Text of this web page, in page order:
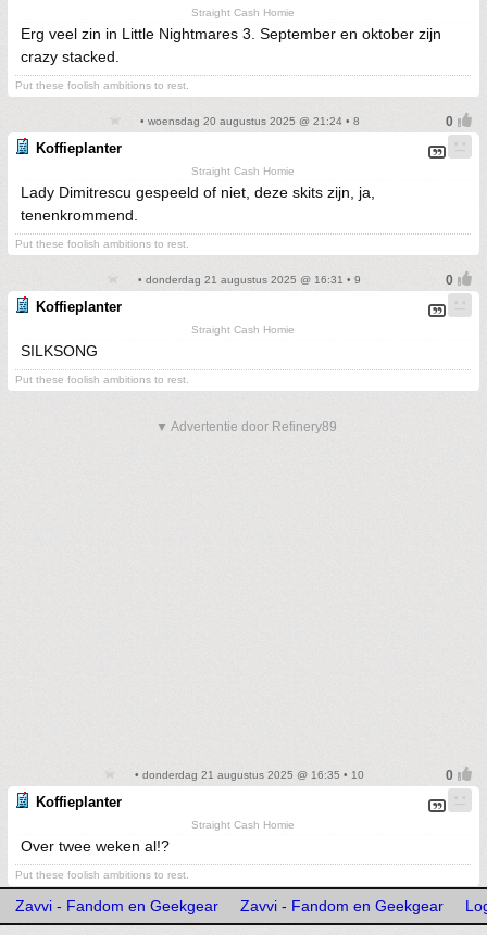
Straight Cash Homie
Erg veel zin in Little Nightmares 3. September en oktober zijn
crazy stacked.
Put these foolish ambitions to rest.
• woensdag 20 augustus 2025 @ 21:24 • 8
Koffieplanter
Straight Cash Homie
Lady Dimitrescu gespeeld of niet, deze skits zijn, ja,
tenenkrommend.
Put these foolish ambitions to rest.
• donderdag 21 augustus 2025 @ 16:31 • 9
Koffieplanter
Straight Cash Homie
SILKSONG
Put these foolish ambitions to rest.
▼ Advertentie door Refinery89
• donderdag 21 augustus 2025 @ 16:35 • 10
Koffieplanter
Straight Cash Homie
Over twee weken al!?
Put these foolish ambitions to rest.
Zavvi - Fandom en Geekgear Zavvi - Fandom en Geekgear